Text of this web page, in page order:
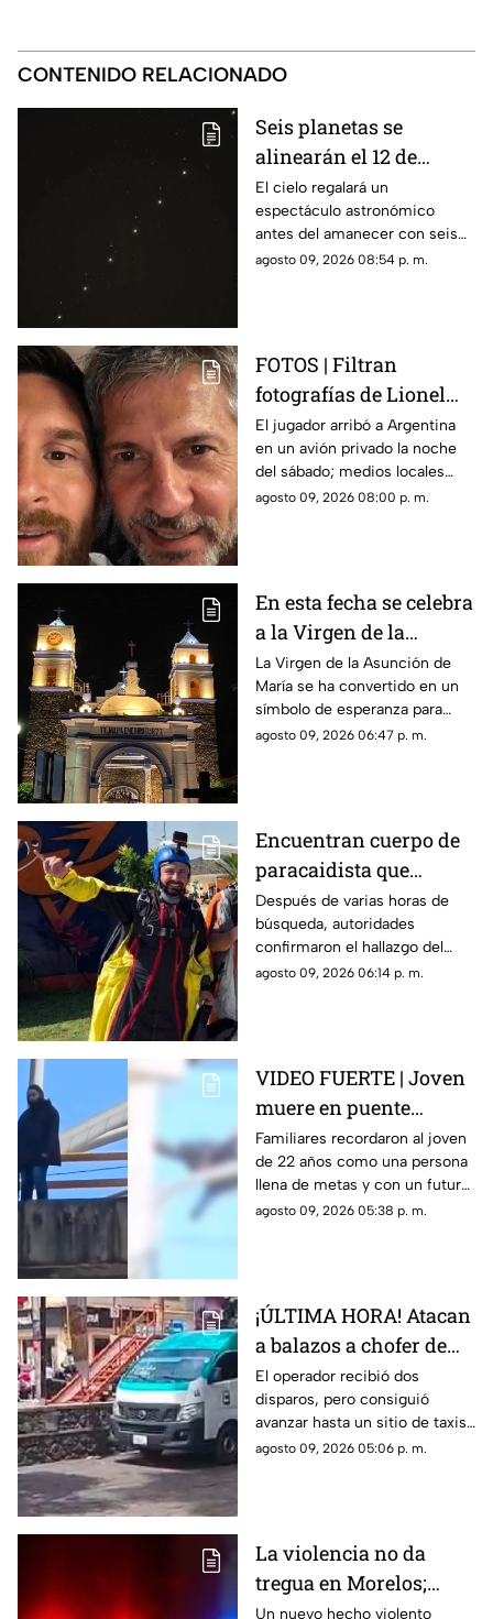
CONTENIDO RELACIONADO
Seis planetas se
alinearán el 12 de
agosto: así podrás
observar el fenómeno
desde Morelos
El cielo regalará un
espectáculo astronómico
antes del amanecer con seis
planetas visibles desde
agosto 09, 2026 08:54 p. m.
FOTOS | Filtran
fotografías de Lionel
Messi y su familia en el
funeral de su papá
El jugador arribó a Argentina
en un avión privado la noche
del sábado; medios locales
captaron su llegada.
agosto 09, 2026 08:00 p. m.
En esta fecha se celebra
a la Virgen de la
Asunción de María en
Morelos
La Virgen de la Asunción de
María se ha convertido en un
símbolo de esperanza para
miles de creyentes.
agosto 09, 2026 06:47 p. m.
Encuentran cuerpo de
paracaidista que
desapareció durante
actividad en Puente de
Ixtla
Después de varias horas de
búsqueda, autoridades
confirmaron el hallazgo del
deportista en la zona sur de
agosto 09, 2026 06:14 p. m.
VIDEO FUERTE | Joven
muere en puente
vehicular; pidió a su
mamá que cuidara de
su gatito
Familiares recordaron al joven
de 22 años como una persona
llena de metas y con un futuro
prometedor.
agosto 09, 2026 05:38 p. m.
¡ÚLTIMA HORA! Atacan
a balazos a chofer de
Ruta 13 en Oaxtepec
El operador recibió dos
disparos, pero consiguió
avanzar hasta un sitio de taxis
donde solicitó ayuda.
agosto 09, 2026 05:06 p. m.
La violencia no da
tregua en Morelos;
ejecutan a un hombre
Un nuevo hecho violento